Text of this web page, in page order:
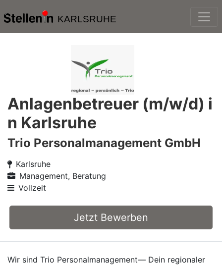
KARLSRUHE
Anlagenbetreuer (m/w/d) i
n Karlsruhe
Trio Personalmanagement GmbH
Karlsruhe
Management, Beratung
Vollzeit
Jetzt Bewerben
Wir sind Trio Personalmanagement— Dein regionaler